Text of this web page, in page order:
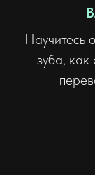
Научитесь
зуба, как